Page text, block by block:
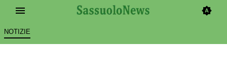
NOTIZIE